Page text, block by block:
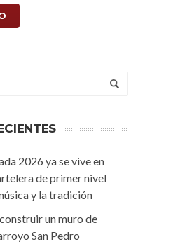
2026 ya se vive en
de primer nivel
y la tradición
un muro de
San Pedro